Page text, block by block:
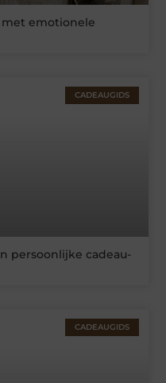
met emotionele
CADEAUGIDS
persoonlijke cadeau-
CADEAUGIDS